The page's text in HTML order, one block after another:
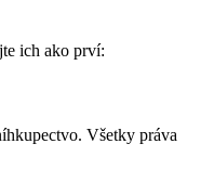
ich ako prví:
Všetky práva